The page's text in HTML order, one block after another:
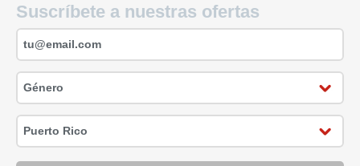
Suscríbete a nuestras ofertas